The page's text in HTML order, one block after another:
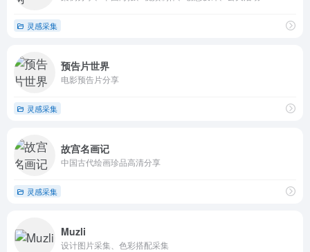
灵感采集
预告片世界
电影预告片分享
灵感采集
故宫名画记
中国古代绘画珍品高清分享
灵感采集
Muzli
设计图片采集、色彩搭配采集